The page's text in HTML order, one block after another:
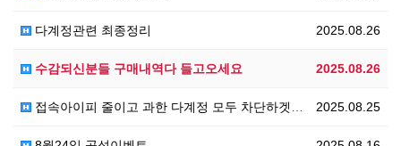
2025.08.26
다계정관련 최종정리
2025.08.26
수감되신분들 구매내역다 들고오세요
2025.08.25
접속아이피 줄이고 과한 다계정 모두 차단하겟습니다